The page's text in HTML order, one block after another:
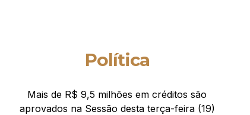
Política
Mais de R$ 9,5 milhões em créditos são
aprovados na Sessão desta terça-feira (19)